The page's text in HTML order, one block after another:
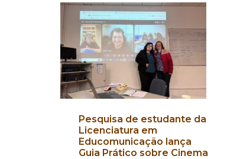
Pesquisa de estudante da
Licenciatura em
Educomunicação lança
Guia Prático sobre Cinema